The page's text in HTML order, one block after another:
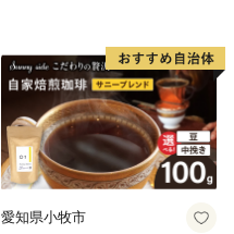
愛知県小牧市